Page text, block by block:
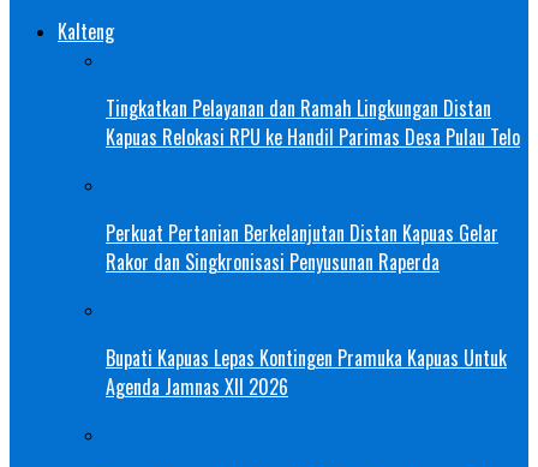
Kalteng
Tingkatkan Pelayanan dan Ramah Lingkungan Distan
Kapuas Relokasi RPU ke Handil Parimas Desa Pulau Telo
Perkuat Pertanian Berkelanjutan Distan Kapuas Gelar
Rakor dan Singkronisasi Penyusunan Raperda
Bupati Kapuas Lepas Kontingen Pramuka Kapuas Untuk
Agenda Jamnas XII 2026